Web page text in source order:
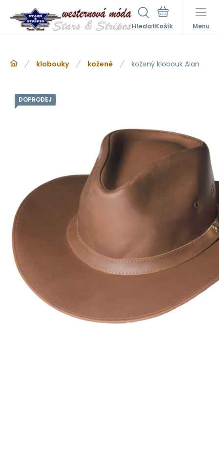
Hledat Menu
klobouky kožené kožený klobouk Alan
DOPRODEJ